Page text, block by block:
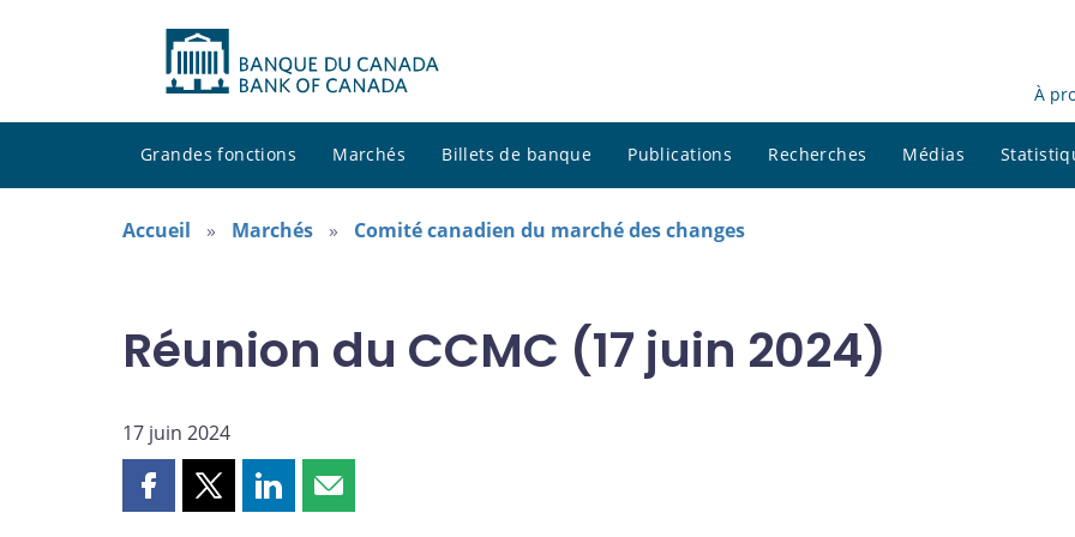
À
Grandes fonctions Marchés Billets de banque Publications Recherches Médias
Accueil Marchés Comité canadien du marché des changes
Réunion du CCMC (17 juin 2024)
17 juin 2024
PartagerPartagerPartagerPartager